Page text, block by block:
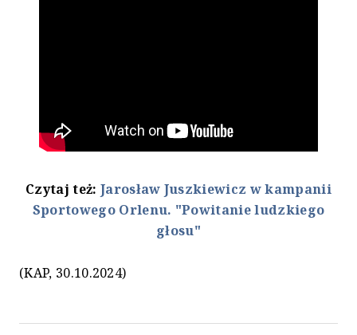
Czytaj też: Jarosław Juszkiewicz w kampanii
Sportowego Orlenu. "Powitanie ludzkiego
głosu"
(KAP, 30.10.2024)